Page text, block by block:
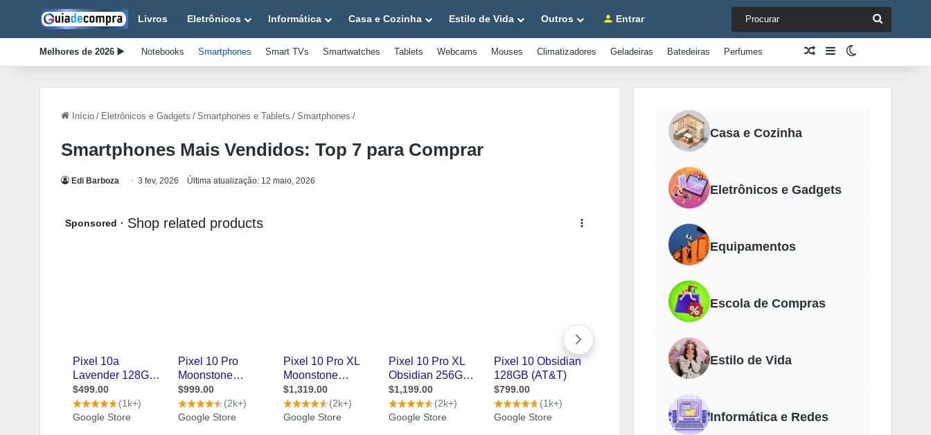
Livros Eletrônicos Informática Casa e Cozinha Estilo de Vida Outros Entrar
Melhores de 2026 ▶️ Notebooks Smartphones Smart TVs Smartwatches Tablets Webcams Mouses Climatizadores Geladeiras Batedeiras Perfumes Artigo aleatório
Barra Lateral
Início / Eletrônicos e Gadgets / Smartphones e Tablets / Smartphones /
Smartphones Mais Vendidos: Top 7 para Comprar
Edi Barboza 3 fev, 2026 Última atualização: 12 maio, 2026
Casa e Cozinha
Eletrônicos e Gadgets
Equipamentos
Escola de Compras
Estilo de Vida
Informática e Redes